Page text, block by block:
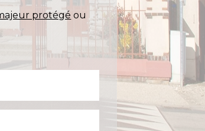
protégé ou